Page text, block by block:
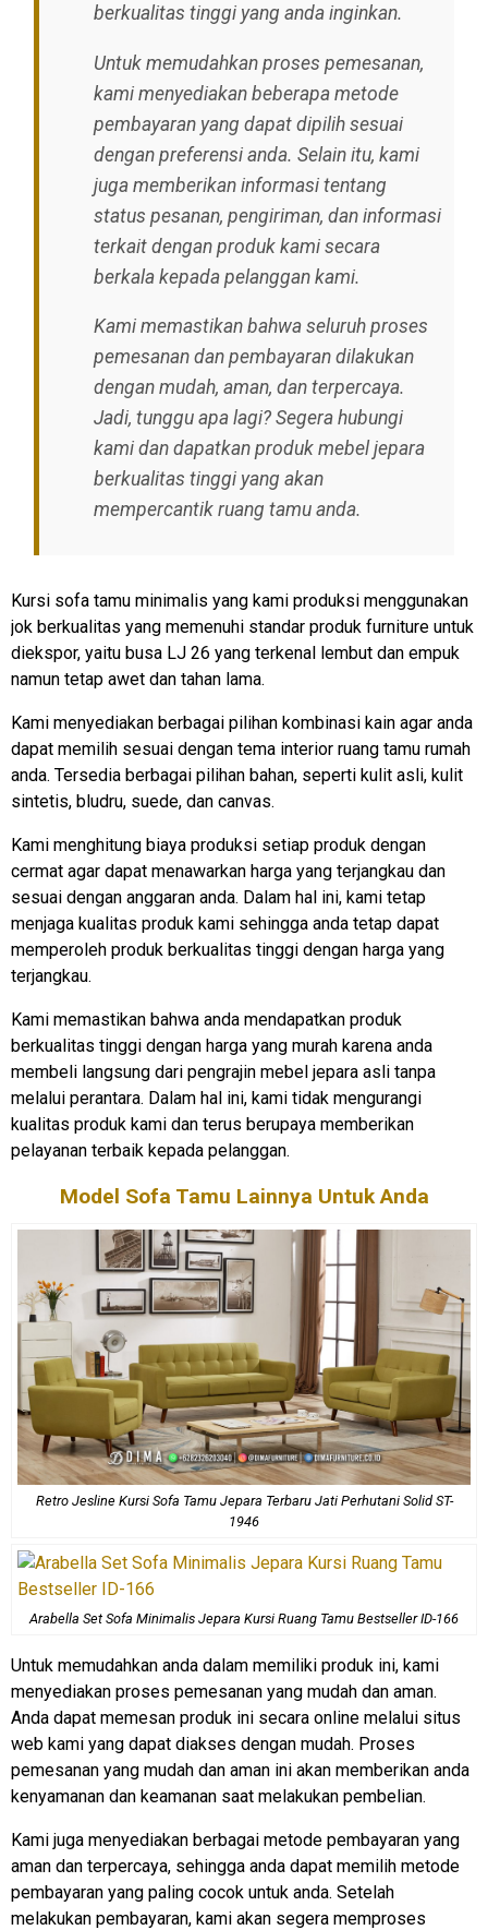
berkualitas tinggi yang anda inginkan.
Untuk memudahkan proses pemesanan,
kami menyediakan beberapa metode
pembayaran yang dapat dipilih sesuai
dengan preferensi anda. Selain itu, kami
juga memberikan informasi tentang
status pesanan, pengiriman, dan informasi
terkait dengan produk kami secara
berkala kepada pelanggan kami.
Kami memastikan bahwa seluruh proses
pemesanan dan pembayaran dilakukan
dengan mudah, aman, dan terpercaya.
Jadi, tunggu apa lagi? Segera hubungi
kami dan dapatkan produk mebel jepara
berkualitas tinggi yang akan
mempercantik ruang tamu anda.
Kursi sofa tamu minimalis yang kami produksi menggunakan
jok berkualitas yang memenuhi standar produk furniture untuk
diekspor, yaitu busa LJ 26 yang terkenal lembut dan empuk
namun tetap awet dan tahan lama.
Kami menyediakan berbagai pilihan kombinasi kain agar anda
dapat memilih sesuai dengan tema interior ruang tamu rumah
anda. Tersedia berbagai pilihan bahan, seperti kulit asli, kulit
sintetis, bludru, suede, dan canvas.
Kami menghitung biaya produksi setiap produk dengan
cermat agar dapat menawarkan harga yang terjangkau dan
sesuai dengan anggaran anda. Dalam hal ini, kami tetap
menjaga kualitas produk kami sehingga anda tetap dapat
memperoleh produk berkualitas tinggi dengan harga yang
terjangkau.
Kami memastikan bahwa anda mendapatkan produk
berkualitas tinggi dengan harga yang murah karena anda
membeli langsung dari pengrajin mebel jepara asli tanpa
melalui perantara. Dalam hal ini, kami tidak mengurangi
kualitas produk kami dan terus berupaya memberikan
pelayanan terbaik kepada pelanggan.
Model Sofa Tamu Lainnya Untuk Anda
Retro Jesline Kursi Sofa Tamu Jepara Terbaru Jati Perhutani Solid ST-
1946
Arabella Set Sofa Minimalis Jepara Kursi Ruang Tamu Bestseller ID-166
Untuk memudahkan anda dalam memiliki produk ini, kami
menyediakan proses pemesanan yang mudah dan aman.
Anda dapat memesan produk ini secara online melalui situs
web kami yang dapat diakses dengan mudah. Proses
pemesanan yang mudah dan aman ini akan memberikan anda
kenyamanan dan keamanan saat melakukan pembelian.
Kami juga menyediakan berbagai metode pembayaran yang
aman dan terpercaya, sehingga anda dapat memilih metode
pembayaran yang paling cocok untuk anda. Setelah
melakukan pembayaran, kami akan segera memproses